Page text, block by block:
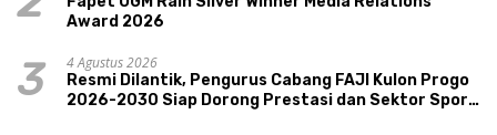
Award 2026
3
4 Agustus 2026
Resmi Dilantik, Pengurus Cabang FAJI Kulon Progo
2026-2030 Siap Dorong Prestasi dan Sektor Sport